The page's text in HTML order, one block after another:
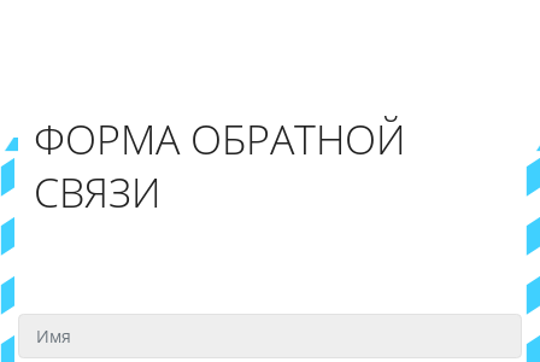
ФОРМА ОБРАТНОЙ
СВЯЗИ